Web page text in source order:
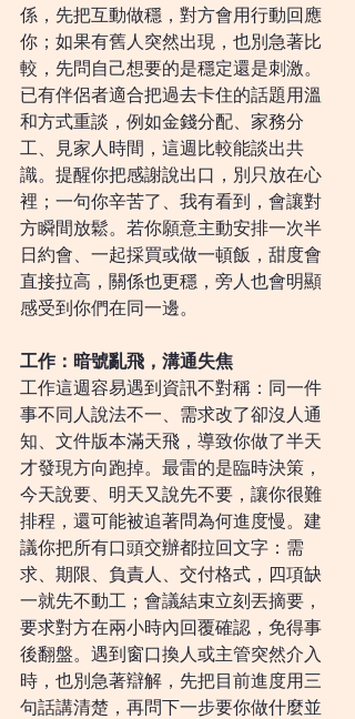
係，先把互動做穩，對方會用行動回應
你；如果有舊人突然出現，也別急著比
較，先問自己想要的是穩定還是刺激。
已有伴侶者適合把過去卡住的話題用溫
和方式重談，例如金錢分配、家務分
工、見家人時間，這週比較能談出共
識。提醒你把感謝說出口，別只放在心
裡；一句你辛苦了、我有看到，會讓對
方瞬間放鬆。若你願意主動安排一次半
日約會、一起採買或做一頓飯，甜度會
直接拉高，關係也更穩，旁人也會明顯
感受到你們在同一邊。
工作：暗號亂飛，溝通失焦
工作這週容易遇到資訊不對稱：同一件
事不同人說法不一、需求改了卻沒人通
知、文件版本滿天飛，導致你做了半天
才發現方向跑掉。最雷的是臨時決策，
今天說要、明天又說先不要，讓你很難
排程，還可能被追著問為何進度慢。建
議你把所有口頭交辦都拉回文字：需
求、期限、負責人、交付格式，四項缺
一就先不動工；會議結束立刻丟摘要，
要求對方在兩小時內回覆確認，免得事
後翻盤。遇到窗口換人或主管突然介入
時，也別急著辯解，先把目前進度用三
句話講清楚，再問下一步要你做什麼並